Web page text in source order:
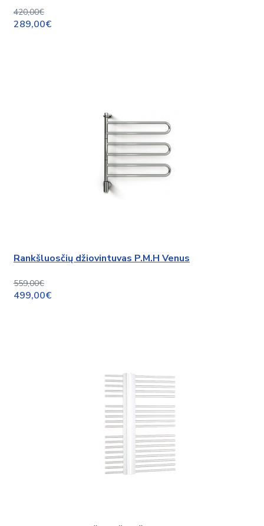
420,00€
289,00€
Rankšluosčių džiovintuvas P.M.H Venus
559,00€
499,00€